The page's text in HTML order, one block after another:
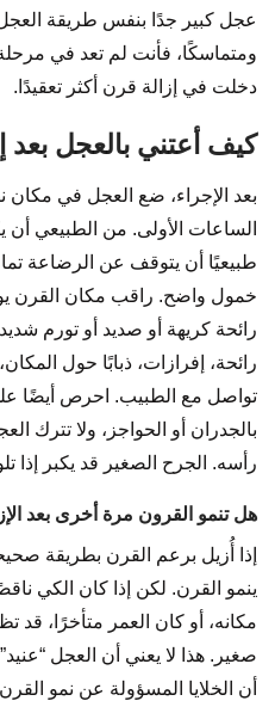
عجل كبير جدًا بنفس طريقة
ومتماسكًا، فأنت لم تعد في
دخلت في إزالة قرن أكثر تعقيدًا.
كيف أعتني بالعجل بعد
بعد الإجراء، ضع العجل في
الساعات الأولى. من الطبيعي أن
طبيعيًا أن يتوقف عن الرضاعة
خمول واضح. راقب مكان القرن
رائحة كريهة أو صديد أو تورم
رائحة، إفرازات، ذبابًا حول
تواصل مع الطبيب. احرص أيضًا
بالجدران أو الحواجز، ولا تترك
رأسه. الجرح الصغير قد يكبر
هل تنمو القرون مرة أخرى بعد
إذا أُزيل برعم القرن بطريقة
ينمو القرن. لكن إذا كان الكي
مكانه، أو كان العمر متأخرًا، قد
صغير. هذا لا يعني أن العجل
أن الخلايا المسؤولة عن نمو